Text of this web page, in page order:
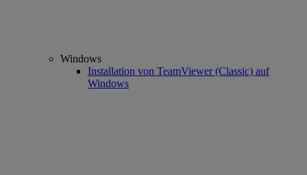
Windows
Installation von TeamViewer (Classic) auf
Windows